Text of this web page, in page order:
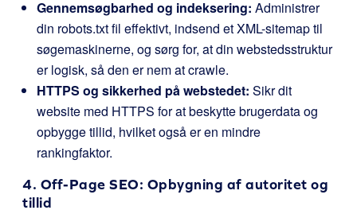
Gennemsøgbarhed og indeksering: Administrer
din robots.txtfil effektivt, indsend et XML-sitemap til
søgemaskinerne, og sørg for, at din webstedsstruktur
er logisk, så den er nem at crawle.
HTTPS og sikkerhed på webstedet: Sikr dit
website med HTTPS for at beskytte brugerdata og
opbygge tillid, hvilket også er en mindre
rankingfaktor.
4. Off-Page SEO: Opbygning af autoritet og
tillid